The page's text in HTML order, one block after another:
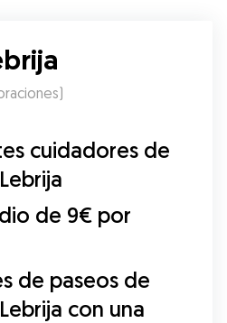
)
cuidadores de
de 9€ por
de paseos de
con una